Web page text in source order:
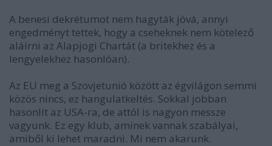
A benesi dekrétumot nem hagyták jóvá, annyi
engedményt tettek, hogy a cseheknek nem kötelező
aláírni az Alapjogi Chartát (a britekhez és a
lengyelekhez hasonlóan).
Az EU meg a Szovjetunió között az égvilágon semmi
közös nincs, ez hangulatkeltés. Sokkal jobban
hasonlít az USA-ra, de attól is nagyon messze
vagyunk. Ez egy klub, aminek vannak szabályai,
amiből ki lehet maradni. Mi nem akarunk.